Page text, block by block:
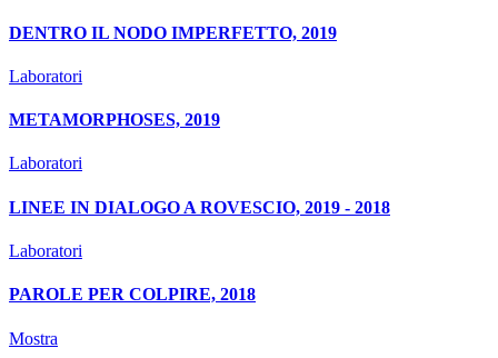
DENTRO IL NODO IMPERFETTO, 2019
Laboratori
METAMORPHOSES, 2019
Laboratori
LINEE IN DIALOGO A ROVESCIO, 2019 - 2018
Laboratori
PAROLE PER COLPIRE, 2018
Mostra